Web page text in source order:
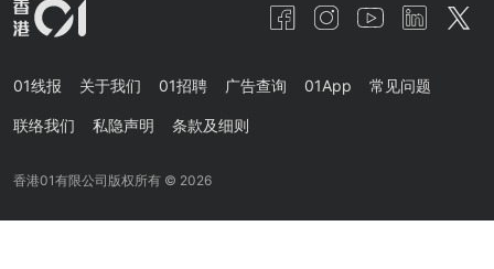
01线报 关于我们 01招聘 广告查询 01App 常见问题
联络我们 私隐声明 条款及细则
香港01有限公司版权所有 © 2026